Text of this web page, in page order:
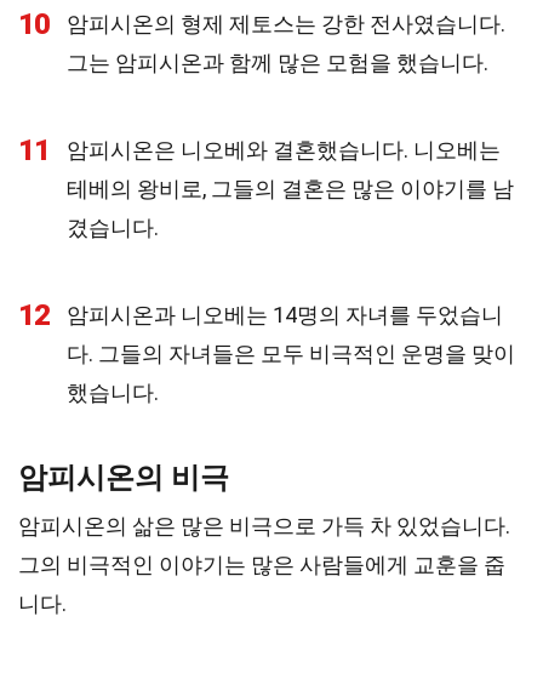
10
암피시온의 형제 제토스는 강한 전사였습니다.
그는 암피시온과 함께 많은 모험을 했습니다.
11
암피시온은 니오베와 결혼했습니다. 니오베는
테베의 왕비로, 그들의 결혼은 많은 이야기를 남
겼습니다.
12
암피시온과 니오베는 14명의 자녀를 두었습니
다. 그들의 자녀들은 모두 비극적인 운명을 맞이
했습니다.
암피시온의 비극
암피시온의 삶은 많은 비극으로 가득 차 있었습니다.
그의 비극적인 이야기는 많은 사람들에게 교훈을 줍
니다.